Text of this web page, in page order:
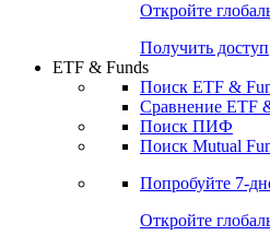
Откройте
Получить доступ
ETF & Funds
Поиск ETF &
Сравнение ETF
Поиск ПИФ
Поиск Mutual
Попробуйте 7-
Откройте